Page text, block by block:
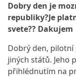
Dobry den je
republiky?Je
svete?? Dakujem
Dobrý den, pilotní
jiných států. Jeho
přihlédnutím na